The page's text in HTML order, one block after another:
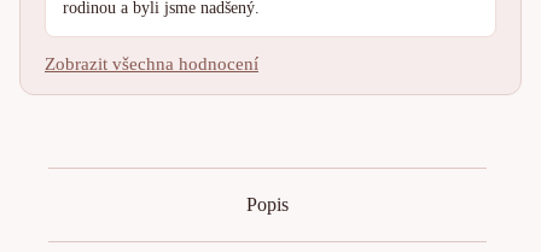
rodinou a byli jsme nadšený.
Zobrazit všechna hodnocení
Popis